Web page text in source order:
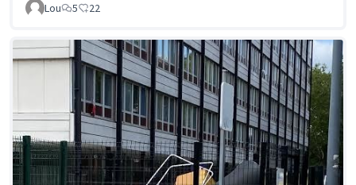
Lou 5 22